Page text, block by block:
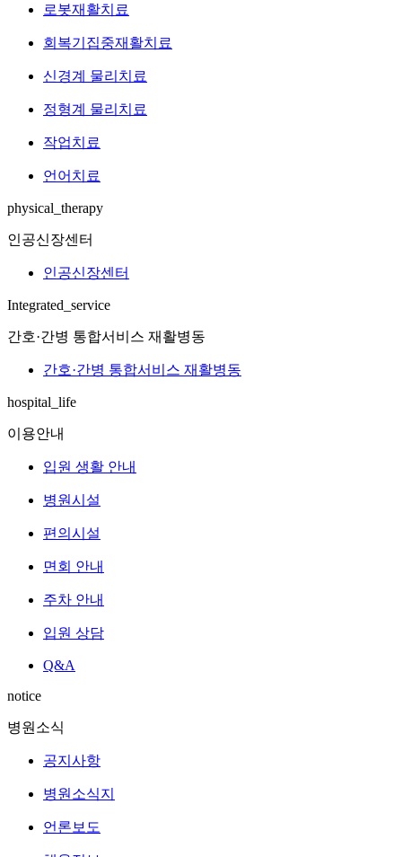
로봇재활치료
회복기집중재활치료
신경계 물리치료
정형계 물리치료
작업치료
언어치료
physical_therapy
인공신장센터
인공신장센터
Integrated_service
간호·간병 통합서비스 재활병동
간호·간병 통합서비스 재활병동
hospital_life
이용안내
입원 생활 안내
병원시설
편의시설
면회 안내
주차 안내
입원 상담
Q&A
notice
병원소식
공지사항
병원소식지
언론보도